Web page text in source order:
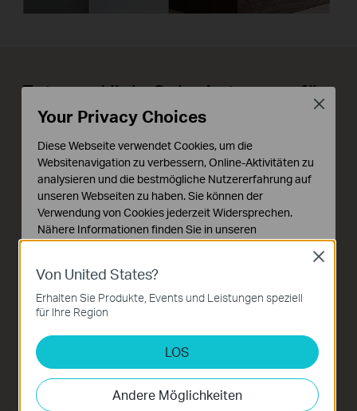
Externe High-Gain-Antennen für
große Reichweite
Der TL-WN722N verfügt über eine externe
High-Gain-Antennen zur Verstärkung der
Signalübertragung und des Empfangs. Er
ist in der Lage, stabile- und schnelle
generieren. Darüber hinaus kann die
externe Antenne zielgerichtet gedreht
und eingestellt werden, sodass er auch für
problematische Betriebsumgebungen
ideal geeignet ist.
Von United States?
Erhalten Sie Produkte, Events und Leistungen speziell
für Ihre Region
LOS
Andere Möglichkeiten
Close
Your Privacy Choices
Diese Webseite verwendet Cookies, um die
Websitenavigation zu verbessern, Online-Aktivitäten zu
analysieren und die bestmögliche Nutzererfahrung auf
unseren Webseiten zu haben. Sie können der
Verwendung von Cookies jederzeit Widersprechen.
Nähere Informationen finden Sie in unseren
Datenschutzhinweisen.
Notwendige Cookies
Diese Cookies sind zur Funktion der Website
erforderlich und können in Ihren Systemen nicht
Analyse- und Marketing-Cookies
Analyse-Cookies ermöglichen es uns, Ihre Aktivitäten
auf unserer Website zu analysieren, um die
Funktionsweise unserer Website zu verbessern und
Close